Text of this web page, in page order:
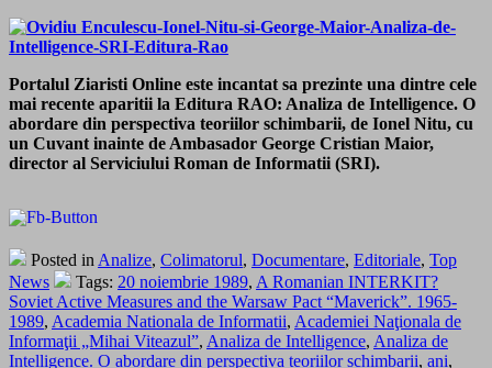
Portalul Ziaristi Online este incantat sa prezinte una dintre cele
mai recente aparitii la Editura RAO: Analiza de Intelligence. O
abordare din perspectiva teoriilor schimbarii, de Ionel Nitu, cu
un Cuvant inainte de Ambasador George Cristian Maior,
director al Serviciului Roman de Informatii (SRI).
Posted in Analize, Colimatorul, Documentare, Editoriale, Top
News
Tags: 20 noiembrie 1989, A Romanian INTERKIT?
Soviet Active Measures and the Warsaw Pact “Maverick”. 1965-
1989, Academia Nationala de Informatii, Academiei Naţionala de
Informaţii „Mihai Viteazul”, Analiza de Intelligence, Analiza de
Intelligence. O abordare din perspectiva teoriilor schimbarii, ani,